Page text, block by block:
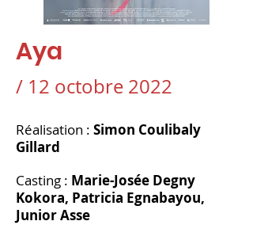
Aya
/ 12 octobre 2022
Réalisation : Simon Coulibaly
Gillard
Casting : Marie-Josée Degny
Kokora, Patricia Egnabayou,
Junior Asse